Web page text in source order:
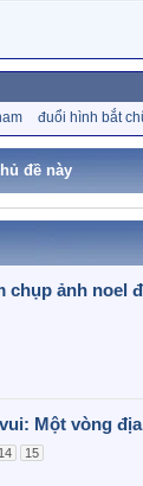
đuổi hình bắt
đề này
chụp ảnh noel
Một vòng
14 15